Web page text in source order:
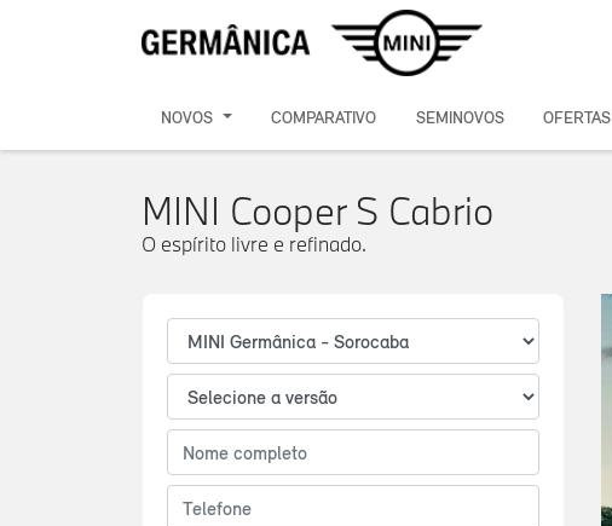
NOVOS COMPARATIVO SEMINOVOS OFERTAS
MINI Cooper S Cabrio
O espírito livre e refinado.